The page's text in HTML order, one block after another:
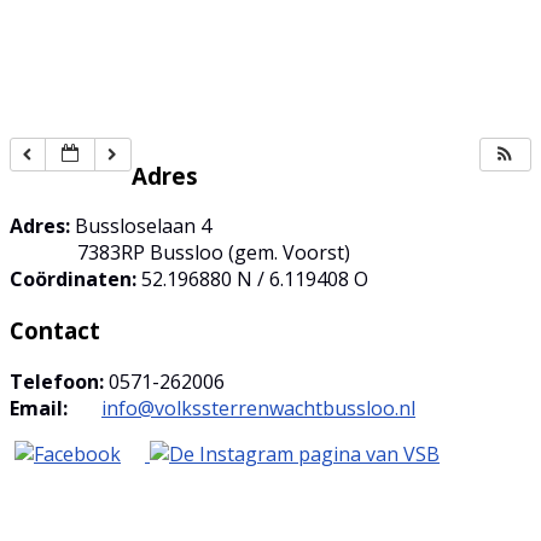
Adres
Adres: Bussloselaan 4
7383RP Bussloo (gem. Voorst)
Coördinaten:52.196880 N / 6.119408 O
Contact
Telefoon:0571-262006
Email: info@volkssterrenwachtbussloo.nl